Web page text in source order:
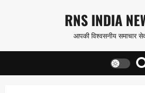
content
RNS INDIA
आपकी विश्वसनीय समाचार